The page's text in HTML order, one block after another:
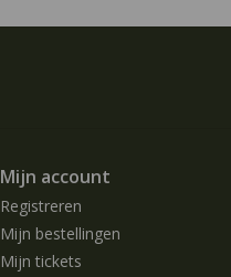
Mijn account
Registreren
Mijn bestellingen
Mijn tickets